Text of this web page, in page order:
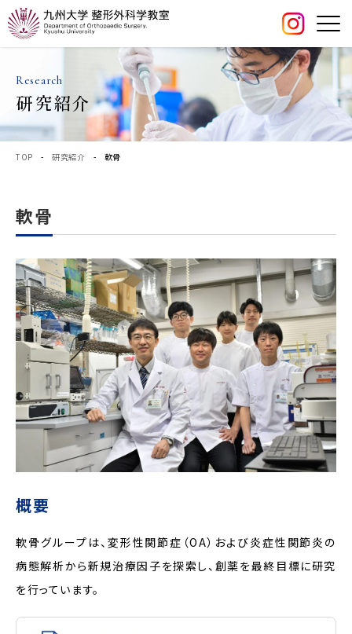
Research
研究紹介
TOP - 研究紹介 - 軟骨
軟骨
概要
軟骨グループは、変形性関節症（OA）および炎症性関節炎の
病態解析から新規治療因子を探索し、創薬を最終目標に研究
を行っています。